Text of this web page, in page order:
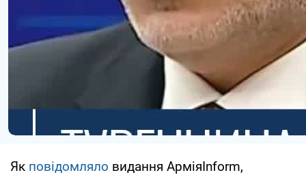
Як повідомляло видання АрміяInform,